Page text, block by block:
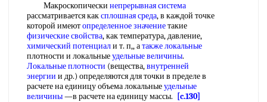
Макроскопически непрерывная система
рассматривается каксплошная среда, в каждой точке
которой имеютопределенное значениетакие
физические свойства, как температура, давление,
химический потенциали т. п,, атакже локальные
плотности и локальныеудельные величины.
Локальные плотности (вещества,внутренней
энергии и др.) определяются для точки в пределе в
расчете на единицу объема локальныеудельные
величины—в расчете на единицу массы. [c.130]